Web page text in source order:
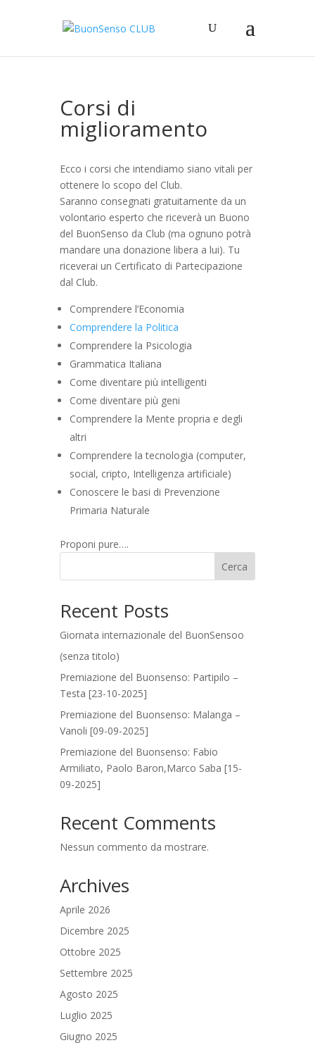
Corsi di
miglioramento
Ecco i corsi che intendiamo siano vitali per
ottenere lo scopo del Club.
Saranno consegnati gratuitamente da un
volontario esperto che riceverà un Buono
del BuonSenso da Club (ma ognuno potrà
mandare una donazione libera a lui). Tu
riceverai un Certificato di Partecipazione
dal Club.
Comprendere l’Economia
Comprendere la Politica
Comprendere la Psicologia
Grammatica Italiana
Come diventare più intelligenti
Come diventare più geni
Comprendere la Mente propria e degli
altri
Comprendere la tecnologia (computer,
social, cripto, Intelligenza artificiale)
Conoscere le basi di Prevenzione
Primaria Naturale
Proponi pure….
Cerca
Recent Posts
Giornata internazionale del BuonSensoo
(senza titolo)
Premiazione del Buonsenso: Partipilo –
Testa [23-10-2025]
Premiazione del Buonsenso: Malanga –
Vanoli [09-09-2025]
Premiazione del Buonsenso: Fabio
Armiliato, Paolo Baron,Marco Saba [15-
09-2025]
Recent Comments
Nessun commento da mostrare.
Archives
Aprile 2026
Dicembre 2025
Ottobre 2025
Settembre 2025
Agosto 2025
Luglio 2025
Giugno 2025